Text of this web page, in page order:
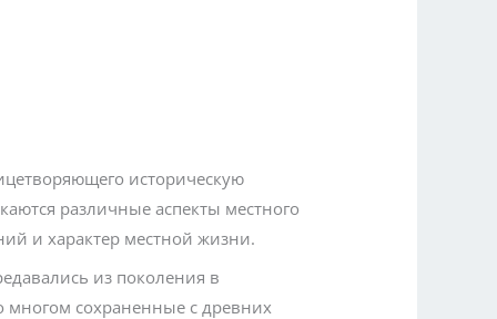
историческую
различные аспекты местного
и характер местной жизни.
из поколения в
сохраненные с древних